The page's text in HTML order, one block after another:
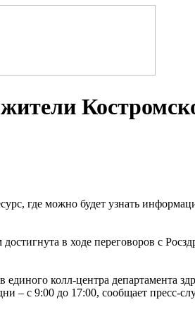
где можно будет узнать
в ходе переговоров с
колл-центра департамента
– с 9:00 до 17:00, сообщает пресс-